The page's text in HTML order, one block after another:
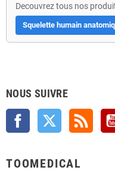
Decouvrez tous nos
Squelette humain
NOUS SUIVRE
Facebook Twitter Rss
TOOMEDICAL